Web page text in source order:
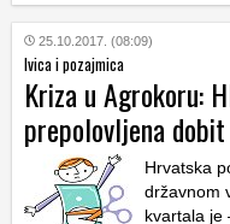
25.10.2017. (08:09)
Ivica i pozajmica
Kriza u Agrokoru:
prepolovljena dobit
Hrvatska
državnom
kvartala je